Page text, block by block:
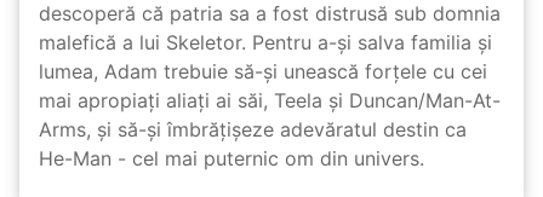
descoperă că patria sa a fost distrusă sub domnia
malefică a lui Skeletor. Pentru a-și salva familia și
lumea, Adam trebuie să-și unească forțele cu cei
mai apropiați aliați ai săi, Teela și Duncan/Man-At-
Arms, și să-și îmbrățișeze adevăratul destin ca
He-Man - cel mai puternic om din univers.